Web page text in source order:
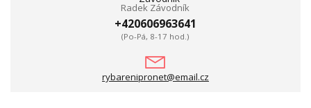
Radek Závodník
+420606963641
(Po-Pá, 8-17 hod.)
rybarenipronet@email.cz